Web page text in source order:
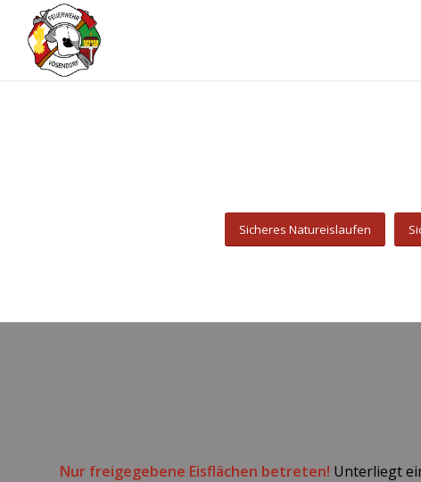
Sicheres Natureislaufen
Nur freigegebene Eisflächen betreten! Unterliegt